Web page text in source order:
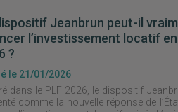
Jeanbrun peut-il
l’investissement locatif en
?
le 21/01/2026
dans le PLF 2026, le dispositif
comme la nouvelle réponse de